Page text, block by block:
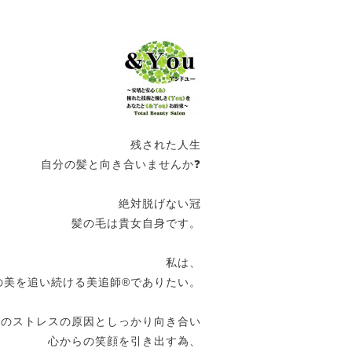
残された人生
自分の髪と向き合いませんか❓
絶対脱げない冠
髪の毛は貴女自身です。
私は、
美を追い続ける美追師®️でありたい。
ストレスの原因としっかり向き合い
心からの笑顔を引き出す為、